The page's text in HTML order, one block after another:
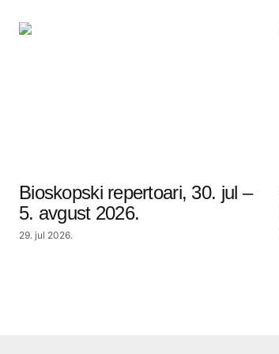
Bioskopski repertoari, 30. jul –
5. avgust 2026.
29. jul 2026.